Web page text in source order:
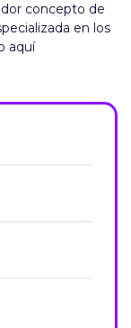
concepto de
en los
aquí